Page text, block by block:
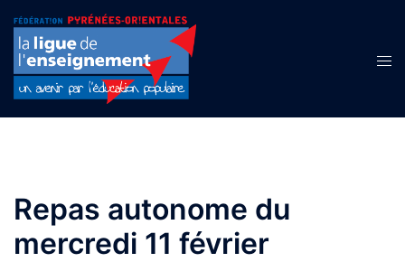
contenu
Repas autonome du
mercredi 11 février